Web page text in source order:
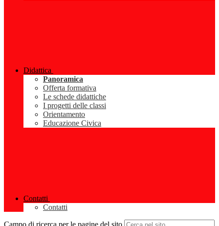
Didattica
Panoramica
Offerta formativa
Le schede didattiche
I progetti delle classi
Orientamento
Educazione Civica
Contatti
Contatti